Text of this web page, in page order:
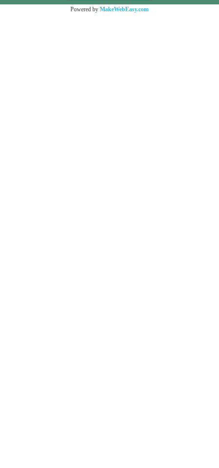
Powered by MakeWebEasy.com